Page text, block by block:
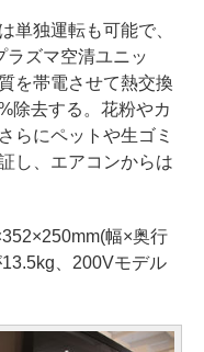
独運転も可能で、
ラズマ空清ユニッ
を帯電させて熱交換
除去する。花粉やカ
らにペットや生ゴミ
し、エアコンからは
幅×奥行
、200Vモデル